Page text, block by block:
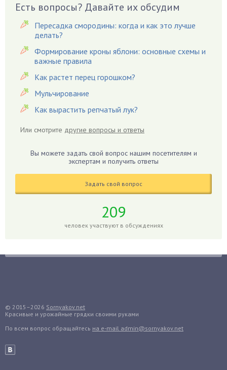
Вишня
Вредители
Гардения
Гацания
Гвоздики
Георгины
Герань
Гиацинт
Гиппеаструм
Годжи
Голубика
Гуава
Гузмания
Дайкон
Есть вопросы? Давайте их обсудим
Пересадка смородины: когда и как это лучше
делать?
Формирование кроны яблони: основные схемы и
важные правила
Как растет перец горошком?
Мульчирование
Как вырастить репчатый лук?
Или смотрите другие вопросы и ответы
Вы можете задать свой вопрос нашим посетителям и
экспертам и получить ответы
Задать свой вопрос
209
человек участвуют в обсуждениях
© 2015–2026 Sornyakov.net
Красивые и урожайные грядки своими руками
По всем вопрос обращайтесь на e-mail admin@sornyakov.net